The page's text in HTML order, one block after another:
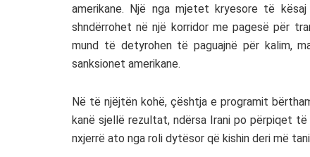
amerikane. Një nga mjetet kryesore të
shndërrohet në një korridor me pagesë për
mund të detyrohen të paguajnë për kalim,
sanksionet amerikane.
Në të njëjtën kohë, çështja e programit
kanë sjellë rezultat, ndërsa Irani po përpiqet
nxjerrë ato nga roli dytësor që kishin deri më